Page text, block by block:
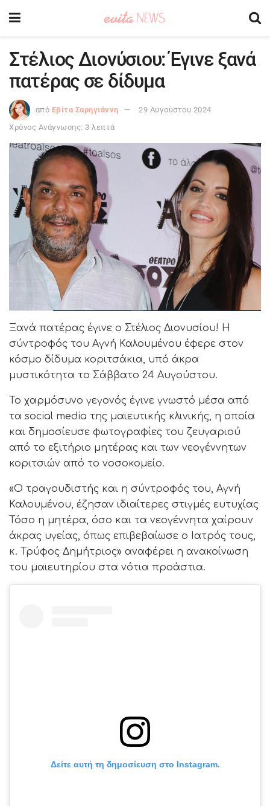
Στέλιος Διονύσιου: Έγινε ξανά
πατέρας σε δίδυμα
από Εβίτα Σαρηγιάννη
29 Αυγούστου 2024
Χρόνος Ανάγνωσης: 3 λεπτά
Ξανά πατέρας έγινε ο Στέλιος Διονυσίου! Η
σύντροφός του Αγνή Καλουμένου έφερε στον
κόσμο δίδυμα κοριτσάκια, υπό άκρα
μυστικότητα το Σάββατο 24 Αυγούστου.
Το χαρμόσυνο γεγονός έγινε γνωστό μέσα από
τα social media της μαιευτικής κλινικής, η οποία
και δημοσίευσε φωτογραφίες του ζευγαριού
από το εξιτήριο μητέρας και των νεογέννητων
κοριτσιών από το νοσοκομείο.
«Ο τραγουδιστής και η σύντροφός του, Αγνή
Καλουμένου, έζησαν ιδιαίτερες στιγμές ευτυχίας
Τόσο η μητέρα, όσο και τα νεογέννητα χαίρουν
άκρας υγείας, όπως επιβεβαίωσε ο Ιατρός τους,
κ. Τρύφος Δημήτριος» αναφέρει η ανακοίνωση
του μαιευτηρίου στα νότια προάστια.
Δείτε αυτή τη δημοσίευση στο Instagram.